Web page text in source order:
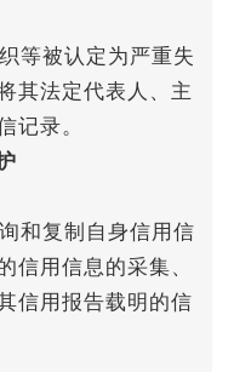
等被认定为严重失
其法定代表人、主
记录。
和复制自身信用信
信用信息的采集、
信用报告载明的信